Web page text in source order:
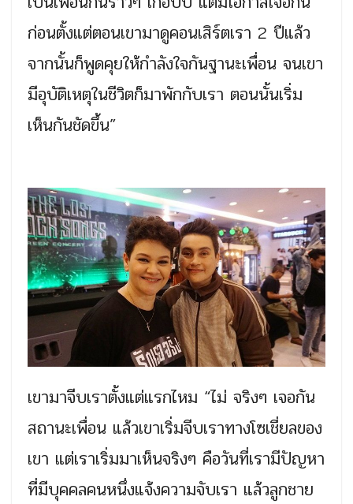
ก่อนตั้งแต่ตอนเขามาดูคอนเสิร์ตเรา 2 ปีแล้ว
จากนั้นก็พูดคุยให้กำลังใจกันฐานะเพื่อน จนเขา
มีอุบัติเหตุในชีวิตก็มาพักกับเรา ตอนนั้นเริ่ม
เห็นกันชัดขึ้น”
เขามาจีบเราตั้งแต่แรกไหม “ไม่ จริงๆ เจอกัน
สถานะเพื่อน แล้วเขาเริ่มจีบเราทางโซเชี่ยลของ
เขา แต่เราเริ่มมาเห็นจริงๆ คือวันที่เรามีปัญหา
ที่มีบุคคลคนหนึ่งแจ้งความจับเรา แล้วลูกชาย